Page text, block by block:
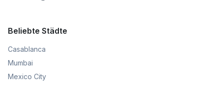
Beliebte Städte
Casablanca
Mumbai
Mexico City